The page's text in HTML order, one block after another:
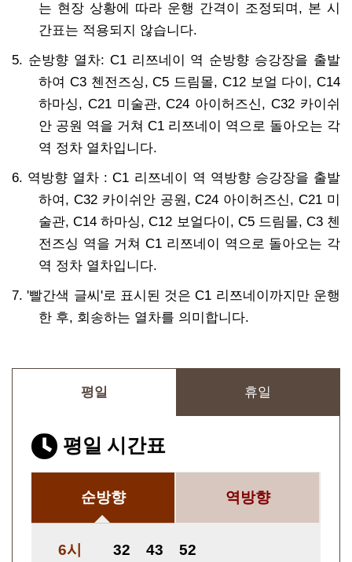
는 현장 상황에 따라 운행 간격이 조정되며, 본 시
간표는 적용되지 않습니다.
5. 순방향 열차: C1 리쯔네이 역 순방향 승강장을 출발
하여 C3 첸전즈싱, C5 드림몰, C12 보얼 다이, C14
하마싱, C21 미술관, C24 아이허즈신, C32 카이쉬
안 공원 역을 거쳐 C1 리쯔네이 역으로 돌아오는 각
역 정차 열차입니다.
6. 역방향 열차 : C1 리쯔네이 역 역방향 승강장을 출발
하여, C32 카이쉬안 공원, C24 아이허즈신, C21 미
술관, C14 하마싱, C12 보얼다이, C5 드림몰, C3 첸
전즈싱 역을 거쳐 C1 리쯔네이 역으로 돌아오는 각
역 정차 열차입니다.
7. '빨간색 글씨'로 표시된 것은 C1 리쯔네이까지만 운행
한 후, 회송하는 열차를 의미합니다.
평일 휴일
평일 시간표
순방향 역방향
6시 32 43 52